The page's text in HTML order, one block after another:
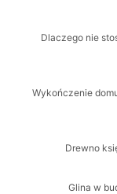
Dlaczego nie
Wykończenie
Drewno
Glina w